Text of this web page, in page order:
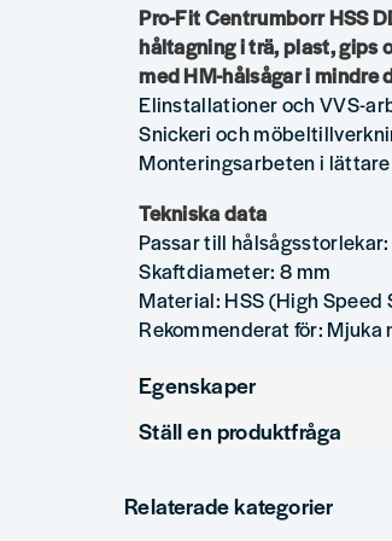
Pro-Fit Centrumborr HSS
håltagning i trä, plast, gips
med HM-hålsågar i mindre
Elinstallationer och VVS-
Snickeri och
Monteringsarbeten i
Tekniska data
Passar till
Skaftdiameter: 8 mm
Material: HSS (High Speed
Rekommenderat för: Mjuka
Egenskaper
Produkttyp
Ställ en produktfråga
Fråga oss något om denna
Relaterade kategorier